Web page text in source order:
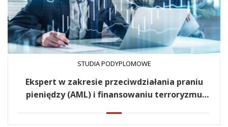
STUDIA PODYPLOMOWE
Ekspert w zakresie przeciwdziałania praniu
pieniędzy (AML) i finansowaniu terroryzmu